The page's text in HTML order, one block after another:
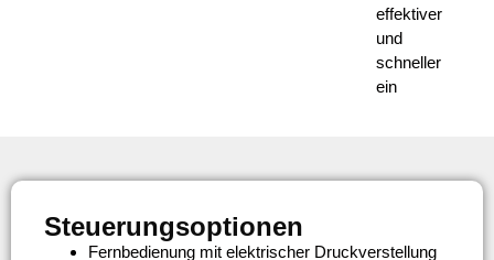
effektiver
und
schneller
ein
Steuerungsoptionen
Fernbedienung mit elektrischer Druckverstellung